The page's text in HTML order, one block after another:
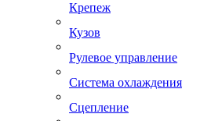
Крепеж
Кузов
Рулевое управление
Система охлаждения
Сцепление